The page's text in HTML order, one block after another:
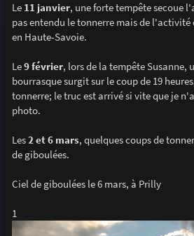
e
Le 11 janvier, une forte tempête secoue
pas entendu le tonnerre mais de l'activité
en Haute-Savoie.
Le9 février, lors de la tempête Susanne,
bourrasque surgit sur le coup de 19
tonnerre; le truc est arrivé si vite que je
photo.
Les2 et 6 mars, quelques coups de
de giboulées.
Ciel de giboulées le 6 mars, à Prilly
1